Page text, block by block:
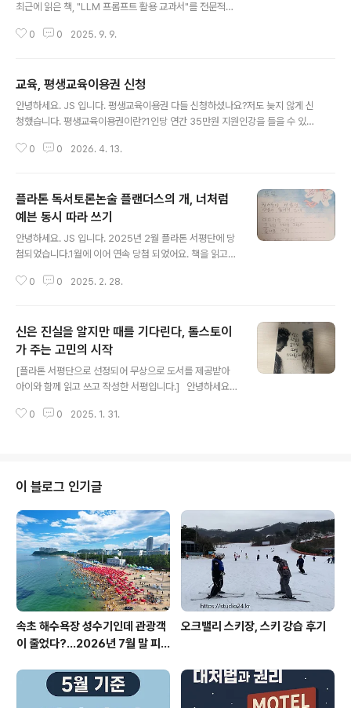
최근에 읽은 책, "LLM 프롬프트 활용 교과서"를 전문적인
무와 일상에 본격적으로 스며든 지금, 단순한 사용기를 넘
능을 가른다많은 사람들은 ChatGPT, Claude, Gemini
같은 생성형 AI를 단순히 ‘조금 더 똑똑한 검색도구’ 정도로
생각합니다.하지만, 실제 업무나 조직에서 LLM(Large L
성능의 본질은 바로 ‘어떻게 질문을 던지는가’, 즉 프롬프트
0 0 2025. 9. 9.
교육, 평생교육이용권 신청
안녕하세요. JS 입니다. 평생교육이용권 다들 신청하셨나요?저도 늦지 않게 신
청했습니다. 평생교육이용권이란?1인당 연간 35만원 지원인강을 들을 수 있는
도 평생교육이용권을 신청했어요.인증이 2번 진행되어 조금 귀찮았습니다. 약
수 있는 강좌를 들을 예정입니다.
0 0 2026. 4. 13.
플라톤 독서토론논술 플랜더스의 개, 너처럼
예븐 동시 따라 쓰기
안녕하세요. JS 입니다. 2025년 2월 플라톤 서평단에 당
첨되었습니다.1월에 이어 연속 당첨 되었어요. 책을 읽고
서 플랜더스의 개글 : 위다그림 : 오승만 작가 소개 및 플라
보다 삽화가 있어 쉽게 이해할 수 있었어요. 플랜더스의
개 가난하지만 순수한 소년 네로그의 충직한 개 파트라슈
의 이야기이쁜 삽화속에 상당히 슬픈 내용을 담고 있었어
요.어른 시절 눈물 없이 읽을 수 없었던 플랜더스의 개자녀
를 키우는 입장에서 다시 읽어도 상당히 슬프게 다가왔습
니다. 예술을 사랑하는 주인공, 하지만 가난 앞에서 너무 이
0 0 2025. 2. 28.
신은 진실을 알지만 때를 기다린다, 톨스토이
가 주는 고민의 시작
[플라톤 서평단으로 선정되어 무상으로 도서를 제공받아
아이와 함께 읽고 쓰고 작성한 서평입니다.] 안녕하세요.
를 2권 제공받아 아들과 함께 읽고 포스팅합니다. 신은 진
이 하게 하는 작품이 많아 과연?이라는 생각을 하며 같이
읽었습니다.어린 시절 읽을 때와 아이와 함께 읽으니 또 다
른 느낌입니다. 최근 학교에서 다양한 분쟁이 발생하게 되
는데, 용서와 관련된 책을 접하게 되었습니다. 상당히 진진
하게 읽고 있는 아들 "진실은 오직 신만이 알고 계시는
군" 단편이라 쉽게 읽을 수 있..
0 0 2025. 1. 31.
이 블로그 인기글
속초 해수욕장 성수기인데 관광객
이 줄었다?…2026년 7월 말 피
오크밸리 스키장, 스키 강습 후기